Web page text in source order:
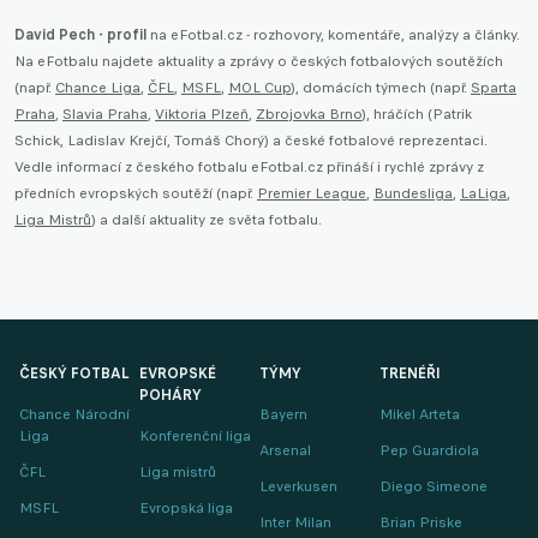
David Pech - profil na eFotbal.cz - rozhovory, komentáře, analýzy a články.
Na eFotbalu najdete aktuality a zprávy o českých fotbalových soutěžích
(např. Chance Liga, ČFL, MSFL, MOL Cup), domácích týmech (např. Sparta
Praha, Slavia Praha, Viktoria Plzeň, Zbrojovka Brno), hráčích (Patrik
Schick, Ladislav Krejčí, Tomáš Chorý) a české fotbalové reprezentaci.
Vedle informací z českého fotbalu eFotbal.cz přináší i rychlé zprávy z
předních evropských soutěží (např. Premier League, Bundesliga, LaLiga,
Liga Mistrů) a další aktuality ze světa fotbalu.
ČESKÝ FOTBAL
Chance Národní
Liga
ČFL
MSFL
EVROPSKÉ
POHÁRY
Konferenční liga
Liga mistrů
Evropská liga
TÝMY
Bayern
Arsenal
Leverkusen
Inter Milan
TRENÉŘI
Mikel Arteta
Pep Guardiola
Diego Simeone
Brian Priske